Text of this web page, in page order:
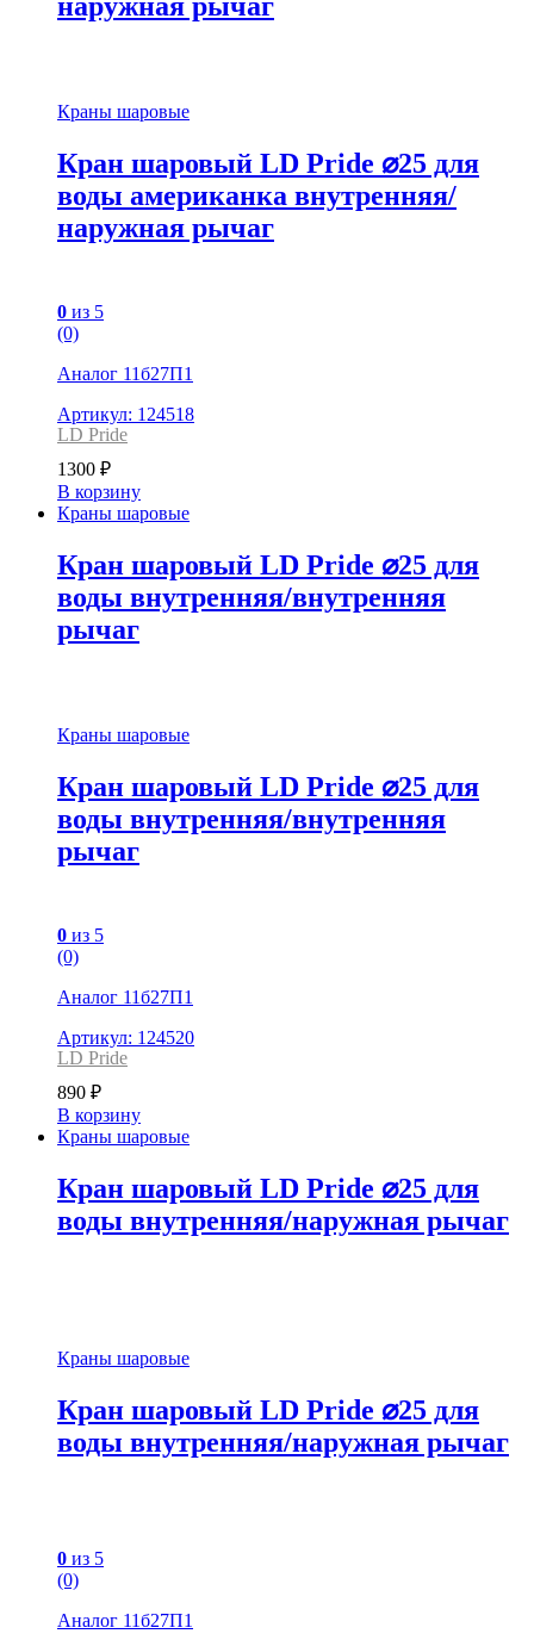
Краны шаровые
Кран шаровый LD Pride ⌀25 для
воды американка внутренняя/
наружная рычаг
0 из 5
(0)
Аналог 11б27П1
Артикул: 124518
LD Pride
1300 ₽
В корзину
Краны шаровые
Кран шаровый LD Pride ⌀25 для
воды внутренняя/внутренняя
рычаг
Краны шаровые
Кран шаровый LD Pride ⌀25 для
воды внутренняя/внутренняя
рычаг
0 из 5
(0)
Аналог 11б27П1
Артикул: 124520
LD Pride
890 ₽
В корзину
Краны шаровые
Кран шаровый LD Pride ⌀25 для
воды внутренняя/наружная рычаг
Краны шаровые
Кран шаровый LD Pride ⌀25 для
воды внутренняя/наружная рычаг
0 из 5
(0)
Аналог 11б27П1